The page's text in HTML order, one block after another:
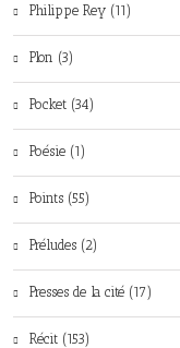
Philippe Rey (11)
Plon (3)
Pocket (34)
Poésie (1)
Points (55)
Préludes (2)
Presses de la cité (17)
Récit (153)